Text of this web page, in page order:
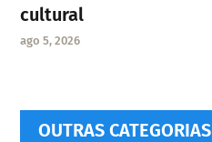
cultural
ago 5, 2026
OUTRAS CATEGORIAS